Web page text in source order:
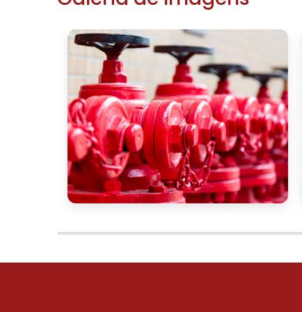
ambiental dos consumidores, mas
redução de custos operacionais.
Ademais, ao reduzir a dependência
as empresas podem contribuir
Implementar soluções sustentáveis
valoriza a responsabilidade social,
mercado.
INVESTINDO EM
QUALIDADE
com fornecedores confiáveis. A
e credibilidade no mercado pode